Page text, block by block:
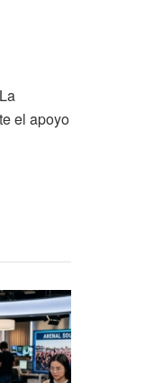
el apoyo